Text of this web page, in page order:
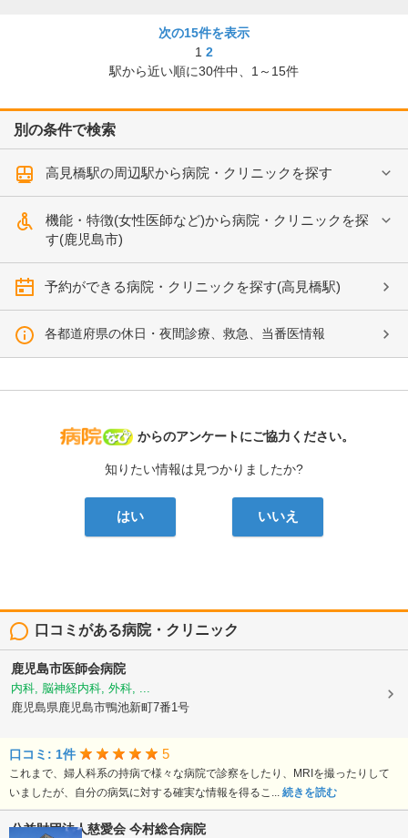
次の15件を表示
1 2
駅から近い順に30件中、 1～15件
別の条件で検索
高見橋駅の周辺駅から病院・クリニックを探す
機能・特徴(女性医師など)から病院・クリニックを探
す(鹿児島市)
予約ができる病院・クリニックを探す(高見橋駅)
各都道府県の休日・夜間診療、救急、当番医情報
病院なび
からのアンケートにご協力ください。
知りたい情報は見つかりましたか?
はい いいえ
口コミがある病院・クリニック
鹿児島市医師会病院
内科, 脳神経内科, 外科, ...
鹿児島県鹿児島市鴨池新町7番1号
口コミ: 1件 5
これまで、婦人科系の持病で様々な病院で診察をしたり、MRIを撮ったりして
いましたが、自分の病気に対する確実な情報を得るこ... 続きを読む
公益財団法人慈愛会 今村総合病院